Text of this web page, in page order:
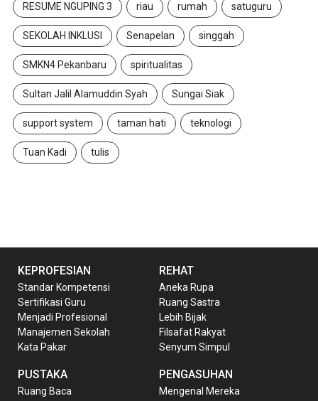
RESUME NGUPING 3 riau rumah satuguru
SEKOLAH INKLUSI Senapelan singgah
SMKN4 Pekanbaru spiritualitas
Sultan Jalil Alamuddin Syah Sungai Siak
support system taman hati teknologi
Tuan Kadi tulis
KEPROFESIAN
Standar Kompetensi
Sertifikasi Guru
Menjadi Profesional
Manajemen Sekolah
Kata Pakar
PUSTAKA
Ruang Baca
REHAT
Aneka Rupa
Ruang Sastra
Lebih Bijak
Filsafat Rakyat
Senyum Simpul
PENGASUHAN
Mengenal Mereka